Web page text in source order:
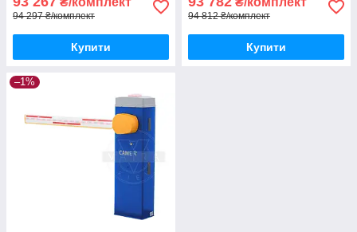
94 297 ₴/комплект
Купити
94 812 ₴/комплект
Купити
–1%